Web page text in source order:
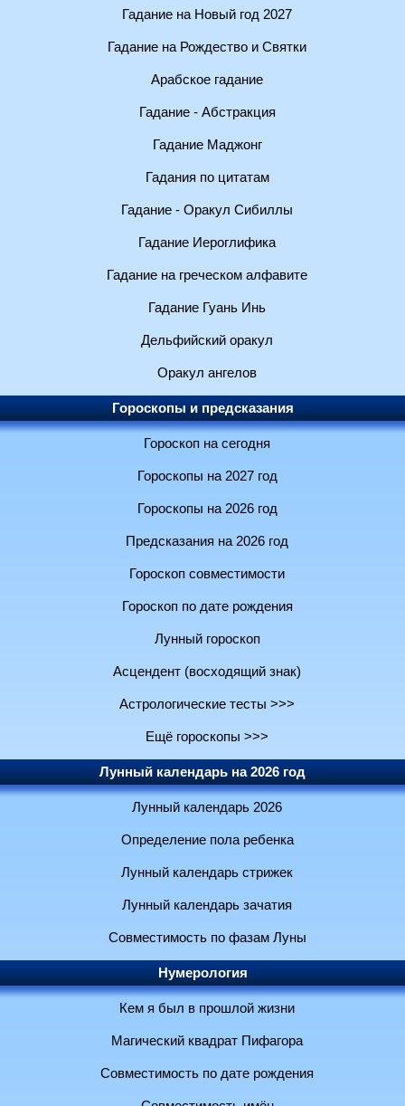
Гадание на Новый год 2027
Гадание на Рождество и Святки
Арабское гадание
Гадание - Абстракция
Гадание Маджонг
Гадания по цитатам
Гадание - Оракул Сибиллы
Гадание Иероглифика
Гадание на греческом алфавите
Гадание Гуань Инь
Дельфийский оракул
Оракул ангелов
Гороскопы и предсказания
Гороскоп на сегодня
Гороскопы на 2027 год
Гороскопы на 2026 год
Предсказания на 2026 год
Гороскоп совместимости
Гороскоп по дате рождения
Лунный гороскоп
Асцендент (восходящий знак)
Астрологические тесты >>>
Ещё гороскопы >>>
Лунный календарь на 2026 год
Лунный календарь 2026
Определение пола ребенка
Лунный календарь стрижек
Лунный календарь зачатия
Совместимость по фазам Луны
Нумерология
Кем я был в прошлой жизни
Магический квадрат Пифагора
Совместимость по дате рождения